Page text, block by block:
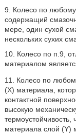
9. Колесо по
содержащий
мере, один сухой
нескольких сухих
10. Колесо по п.9,
материалом
11. Колесо по
(X) материала,
контактной
высокую
материала слой (Y)